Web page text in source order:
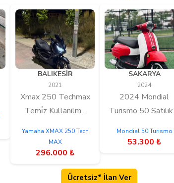
BALIKESİR
2021
Xmax 250 Techmax
Temi̇z Kullanilm...
Yamaha XMAX 250 Tech
MAX
296.000 ₺
SAKARYA
2024
2024 Mondial
Turismo 50 Satılık
Mondial 50 Turismo
53.300 ₺
Ücretsiz* İlan Ver